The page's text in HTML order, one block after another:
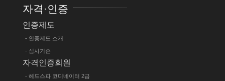
자격·인증
인증제도
- 인증제도 소개
- 심사기준
자격인증회원
- 헤드스파 코디네이터 2급